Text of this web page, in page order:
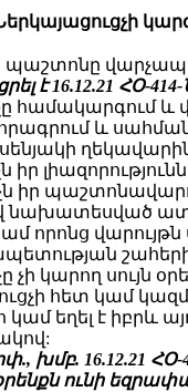
պաշտոնը
է 16.12.21 ՀՕ-
համակարգում և
և
իր
իր
նախատեսված
որոնց
շահերի
չի կարող
հետ կամ
եղել է իբրև
խմբ. 16.12.21 ՀՕ-
ունի